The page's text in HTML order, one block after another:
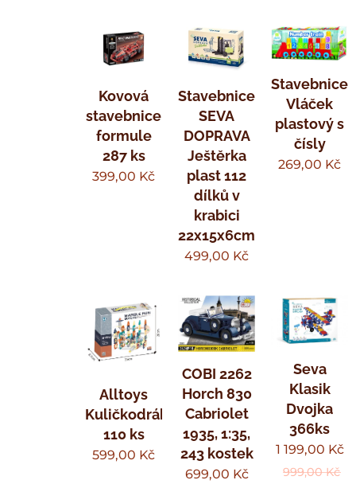
Kovová
stavebnice
formule
287 ks
399,00 Kč
Stavebnice
SEVA
DOPRAVA
Ještěrka
plast 112
dílků v
krabici
22x15x6cm
499,00 Kč
Stavebnice
Vláček
plastový s
čísly
269,00 Kč
Alltoys
Kuličkodráha
110 ks
599,00 Kč
COBI 2262
Horch 830
Cabriolet
1935, 1:35,
243 kostek
699,00 Kč
Seva
Klasik
Dvojka
366ks
1 199,00 Kč
999,00Kč